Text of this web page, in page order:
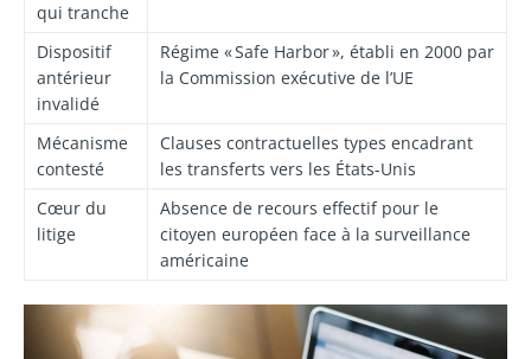
qui tranche
Dispositif
antérieur
invalidé
Régime « Safe Harbor », établi en 2000 par
la Commission exécutive de l’UE
Mécanisme
contesté
Clauses contractuelles types encadrant
les transferts vers les États-Unis
Cœur du
litige
Absence de recours effectif pour le
citoyen européen face à la surveillance
américaine